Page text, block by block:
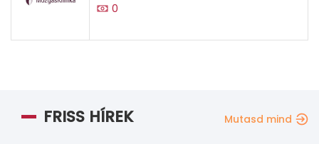
0
FRISS HÍREK Mutasd mind